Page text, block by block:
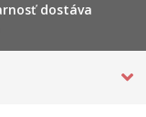
dostáva